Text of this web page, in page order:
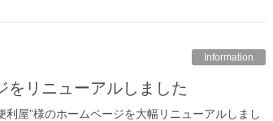
Information
をリニューアルしました
屋”様のホームページを大幅リニューアルしまし